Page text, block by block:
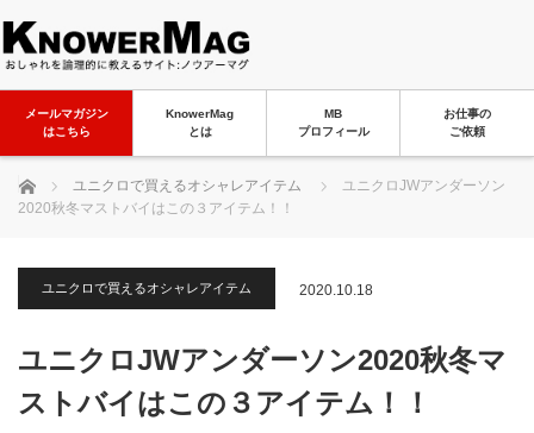
メールマガジン
はこちら
KnowerMag
とは
MB
プロフィール
お仕事の
ご依頼
ホーム ユニクロで買えるオシャレアイテム
ユニクロJWアンダーソン
2020秋冬マストバイはこの３アイテム！！
ユニクロで買えるオシャレアイテム 2020.10.18
ユニクロJWアンダーソン2020秋冬マ
ストバイはこの３アイテム！！